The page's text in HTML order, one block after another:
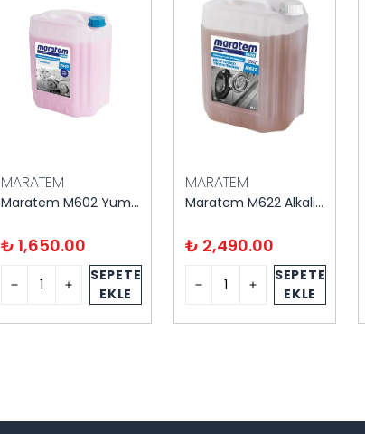
MARATEM
Maratem M602 Yumuşatıcı Akdeniz Esintisi 20 kg
₺ 1,650.00
SEPETE
EKLE
MARATEM
Maratem M622 Alkali Yardımcı Yıkama 20 kg
₺ 2,490.00
SEPETE
EKLE